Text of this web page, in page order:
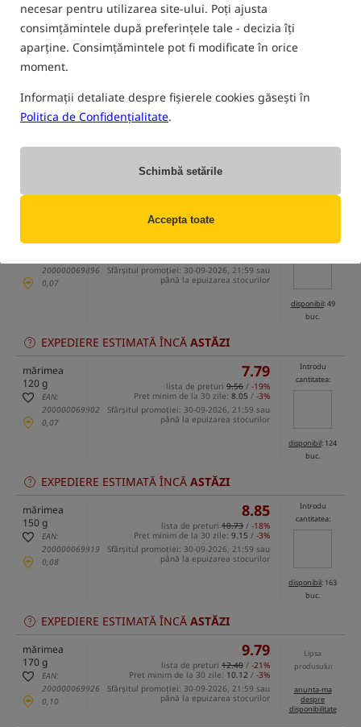
necesar pentru utilizarea site-ului. Poți ajusta
consimțămintele după preferințele tale - decizia îți
aparține. Consimțămintele pot fi modificate în orice
moment.
Informații detaliate despre fișierele cookies găsești în
Politica de Confidențialitate.
Schimbă setările
Accepta toate
numai produse din
(Unele opțiuni ar putea fi ascunse de metoda de filtrare selectată)
g
Sfârșitul promoției: 30-09-2026, 21:59 sau
disponibilitate
100 g
200000069896
0,07
lista de preturi8.85/-20%
Sfârșitul promoției: 30-09-2026, 21:59 sau
până la epuizarea stocurilor
disponibil: 49
buc.
EXPEDIERE ESTIMATĂ ÎNCĂ ASTĂZI
mărimea
120 g
EAN:
200000069902
0,07
7.79
lista de preturi 9.56 / -19%
Pret minim de la 30 zile: 8.05 / -3%
Sfârșitul promoției: 30-09-2026, 21:59 sau
până la epuizarea stocurilor
Introdu
cantitatea:
disponibil: 124
buc.
EXPEDIERE ESTIMATĂ ÎNCĂ ASTĂZI
mărimea
150 g
EAN:
200000069919
0,08
8.85
lista de preturi 10.73 / -18%
Pret minim de la 30 zile: 9.15 / -3%
Sfârșitul promoției: 30-09-2026, 21:59 sau
până la epuizarea stocurilor
Introdu
cantitatea:
disponibil: 163
buc.
EXPEDIERE ESTIMATĂ ÎNCĂ ASTĂZI
mărimea
170 g
EAN:
200000069926
0,10
9.79
lista de preturi 12.40 / -21%
Pret minim de la 30 zile: 10.12 / -3%
Sfârșitul promoției: 30-09-2026, 21:59 sau
până la epuizarea stocurilor
Lipsa
produsului
anunta-ma
despre
disponibilitate